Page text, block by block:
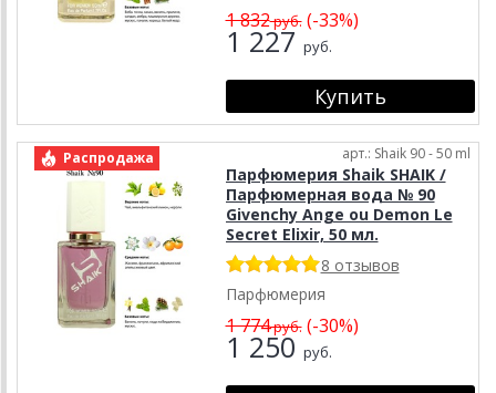
1 832руб.(-33%)
1 227 руб.
Распродажа арт.: Shaik 90 - 50 ml
Парфюмерия Shaik SHAIK /
Парфюмерная вода № 90
Givenchy Ange ou Demon Le
Secret Elixir, 50 мл.
8 отзывов
Парфюмерия
1 774руб.(-30%)
1 250 руб.